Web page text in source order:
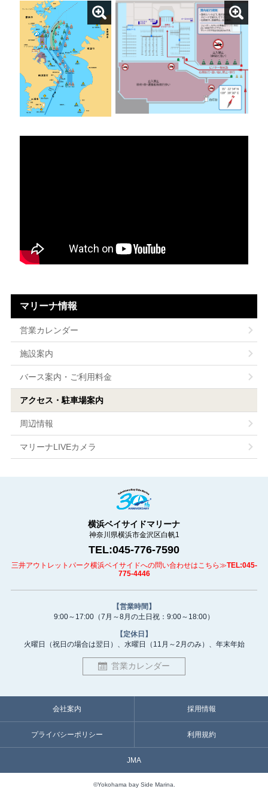
マリーナ情報
営業カレンダー
施設案内
バース案内・ご利用料金
アクセス・駐車場案内
周辺情報
マリーナLIVEカメラ
横浜ベイサイドマリーナ
神奈川県横浜市金沢区白帆1
TEL:045-776-7590
三井アウトレットパーク横浜ベイサイドへの問い合わせはこちら≫TEL:045-
775-4446
【営業時間】
9:00～17:00 （7月～8月の土日祝：9:00～18:00）
【定休日】
火曜日（祝日の場合は翌日）、 水曜日（11月～2月のみ）、 年末年始
営業カレンダー
会社案内 採用情報
プライバシーポリシー 利用規約
JMA
©Yokohama bay Side Marina.